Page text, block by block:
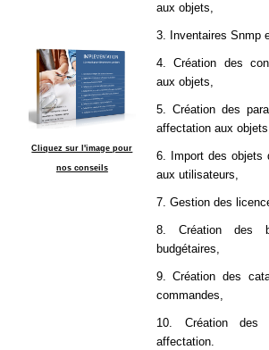
Cliquez sur l'image pour
nos conseils
aux objets,
3. Inventaires Snmp
4. Création des
aux objets,
5. Création des
affectation aux
6. Import des objets
aux utilisateurs,
7. Gestion des
8. Création des
budgétaires,
9. Création des
commandes,
10. Création des
affectation.